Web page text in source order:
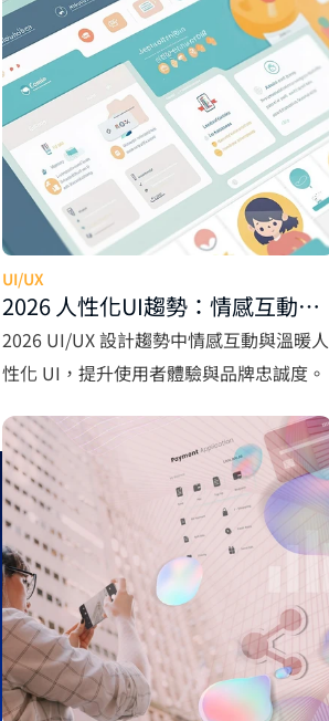
UI/UX
2026 人性化UI趨勢：情感互動設
計助企業提升使用者體驗
2026 UI/UX 設計趨勢中情感互動與溫暖人
性化 UI，提升使用者體驗與品牌忠誠度。